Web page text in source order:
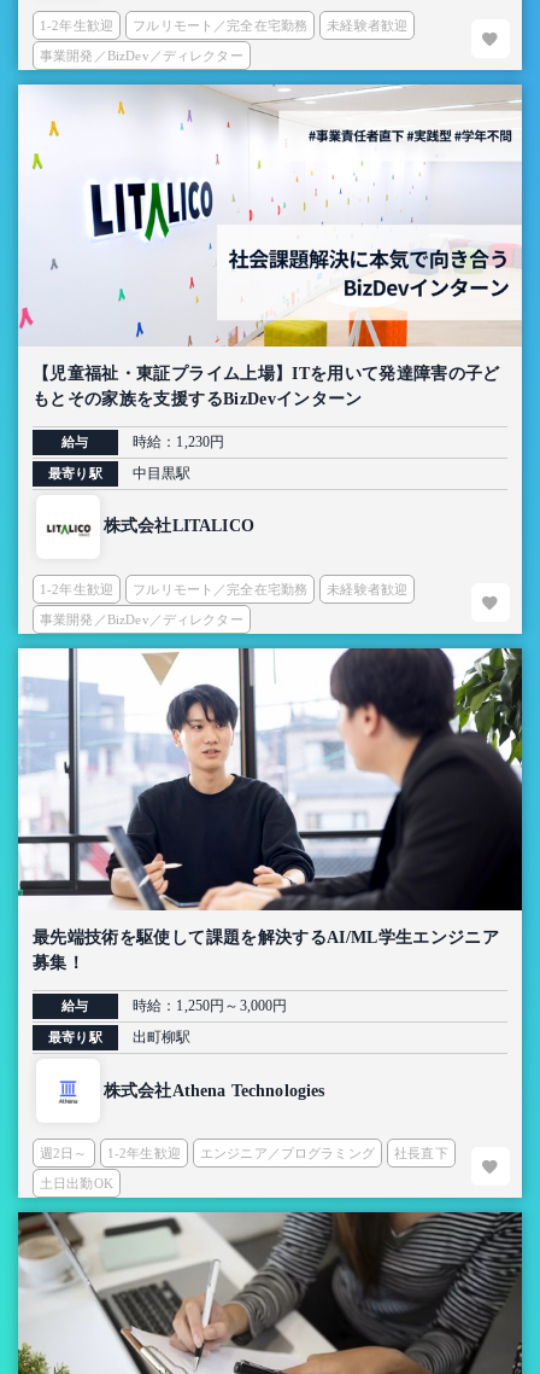
1-2年生歓迎 フルリモート／完全在宅勤務 未経験者歓迎
事業開発／BizDev／ディレクター
【児童福祉・東証プライム上場】ITを用いて発達障害の子ど
もとその家族を支援するBizDevインターン
給与 時給：1,230円
最寄り駅 中目黒駅
株式会社LITALICO
1-2年生歓迎 フルリモート／完全在宅勤務 未経験者歓迎
事業開発／BizDev／ディレクター
最先端技術を駆使して課題を解決するAI/ML学生エンジニア
募集！
給与 時給：1,250円～3,000円
最寄り駅 出町柳駅
株式会社Athena Technologies
週2日～ 1-2年生歓迎 エンジニア／プログラミング 社長直下
土日出勤OK